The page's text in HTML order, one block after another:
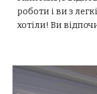
роботи і ви з
хотіли! Ви